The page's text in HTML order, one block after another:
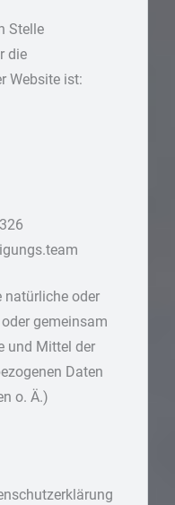
Stelle
die
Website ist:
natürliche oder
gemeinsam
und Mittel der
Daten
o. Ä.)